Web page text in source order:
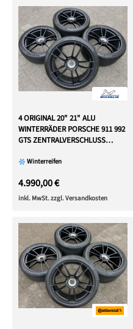
4 ORIGINAL 20" 21" ALU
WINTERRÄDER PORSCHE 911 992
GTS ZENTRALVERSCHLUSS
Winterreifen
4.990,00 €
inkl. MwSt. zzgl. Versandkosten